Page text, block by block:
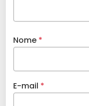
Nome *
E-mail *